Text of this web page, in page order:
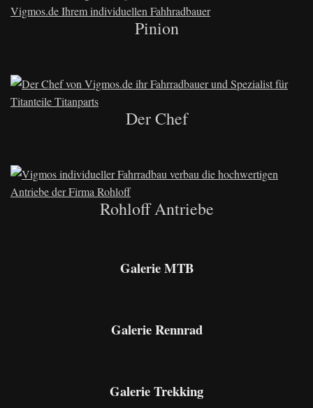
Pinion
Der Chef
Rohloff Antriebe
Galerie MTB
Galerie Rennrad
Galerie Trekking